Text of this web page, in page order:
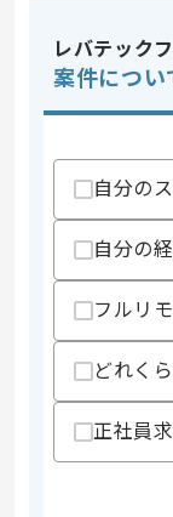
スキル
レバテック
案件につい
自分の
自分の
フルリ
どれく
正社員